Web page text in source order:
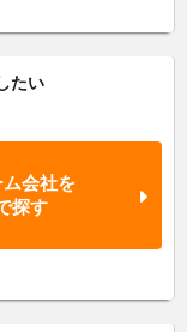
たい
ム会社を
探す